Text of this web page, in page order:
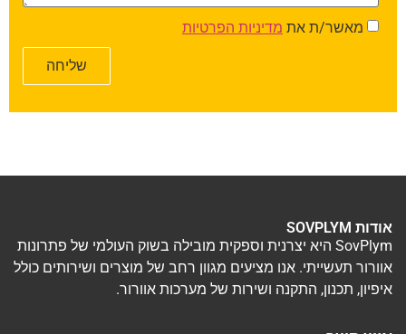
מאשר/ת את מדיניות הפרטיות
שליחה
אודות SOVPLYM
SovPlym היא יצרנית וספקית מובילה בשוק העולמי של פתרונות
אוורור תעשייתי. אנו מציעים מגוון רחב של מוצרים ושירותים כולל
איפיון, תכנון, התקנה ושירות של מערכות אוורור.